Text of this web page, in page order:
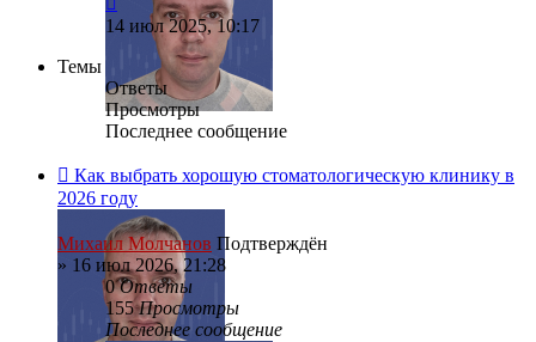
14 июл 2025, 10:17
Темы
Ответы
Просмотры
Последнее сообщение
Как выбрать хорошую стоматологическую клинику в
2026 году
Михаил Молчанов Подтверждён
» 16 июл 2026, 21:28
0Ответы
155Просмотры
Последнее сообщение